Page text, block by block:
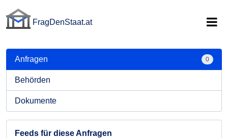
FragDenStaat.at
Anfragen 0
Behörden
Dokumente
Feeds für diese Anfragen